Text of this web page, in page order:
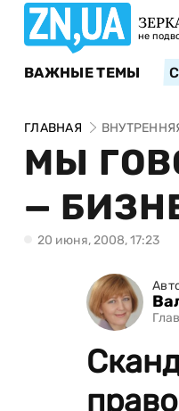
не
ВАЖНЫЕ ТЕМЫ
ГЛАВНАЯ
МЫ
—
20 июня, 2008, 17:23